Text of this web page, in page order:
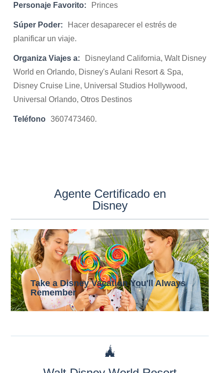
Personaje Favorito: Princes
Súper Poder:
Hacer desaparecer el estrés de
planificar un viaje.
Organiza Viajes a:
Disneyland California, Walt Disney
World en Orlando, Disney's Aulani Resort & Spa,
Disney Cruise Line, Universal Studios Hollywood,
Universal Orlando, Otros Destinos
Teléfono 3607473460.